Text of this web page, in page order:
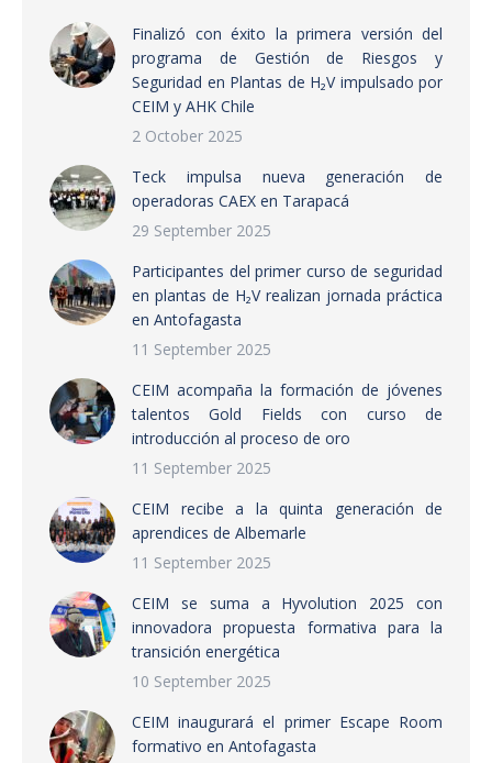
Finalizó con éxito la primera versión del
programa de Gestión de Riesgos y
Seguridad en Plantas de H₂V impulsado por
CEIM y AHK Chile
2 October 2025
Teck impulsa nueva generación de
operadoras CAEX en Tarapacá
29 September 2025
Participantes del primer curso de seguridad
en plantas de H₂V realizan jornada práctica
en Antofagasta
11 September 2025
CEIM acompaña la formación de jóvenes
talentos Gold Fields con curso de
introducción al proceso de oro
11 September 2025
CEIM recibe a la quinta generación de
aprendices de Albemarle
11 September 2025
CEIM se suma a Hyvolution 2025 con
innovadora propuesta formativa para la
transición energética
10 September 2025
CEIM inaugurará el primer Escape Room
formativo en Antofagasta